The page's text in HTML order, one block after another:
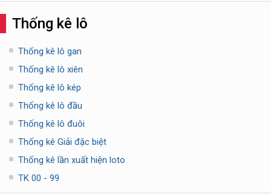
Thống kê lô
Thống kê lô gan
Thống kê lô xiên
Thống kê lô kép
Thống kê lô đầu
Thống kê lô đuôi
Thống kê Giải đặc biệt
Thống kê lần xuất hiện loto
TK 00 - 99